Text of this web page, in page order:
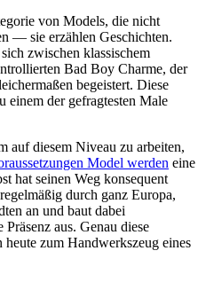
von Models, die nicht
— sie erzählen Geschichten.
zwischen klassischem
Bad Boy Charme, der
begeistert. Diese
einem der gefragtesten Male
auf diesem Niveau zu arbeiten,
Model werden eine
hat seinen Weg konsequent
durch ganz Europa,
an und baut dabei
aus. Genau diese
zum Handwerkszeug eines